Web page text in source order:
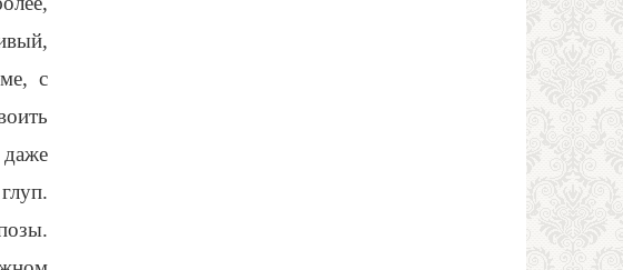
с
даже